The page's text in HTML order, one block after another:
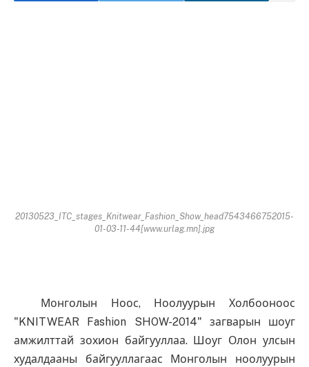
20130523_ITC_stages_Knitwear_Fashion_Show_head7543466752015-
01-03-11-44[www.urlag.mn].jpg
Монголын Ноос, Ноолуурын Холбооноос
"KNITWEAR Fashion SHOW-2014" загварын шоуг
амжилттай зохион байгууллаа. Шоуг Олон улсын
худалдааны байгууллагаас Монголын ноолуурын